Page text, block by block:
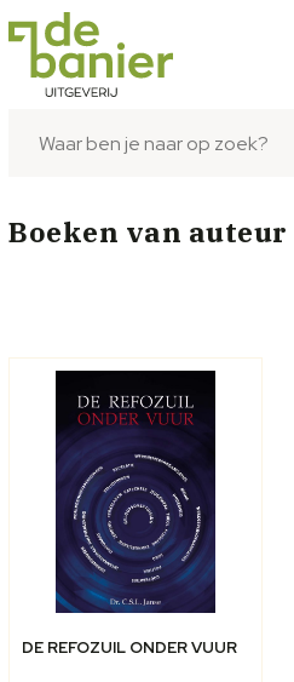
Boeken van auteur
DE REFOZUIL ONDER VUUR